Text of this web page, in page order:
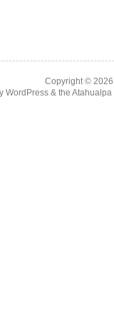
Copyright ©
WordPress& the Atahualpa